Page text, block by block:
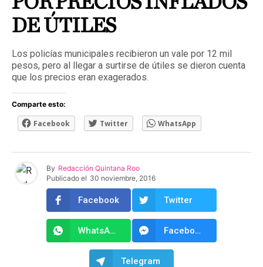
DE ÚTILES
Los policías municipales recibieron un vale por 12 mil
pesos, pero al llegar a surtirse de útiles se dieron cuenta
que los precios eran exagerados.
Comparte esto:
Facebook Twitter WhatsApp
By Redacción Quintana Roo
Publicado el 30 noviembre, 2016
Facebook Twitter
WhatsApp Facebook Messenger
Telegram